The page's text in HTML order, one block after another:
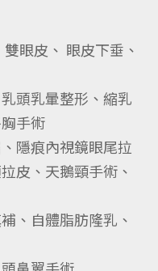
眼皮、 眼皮下垂、
頭乳暈整形、縮乳
手術
隱痕內視鏡眼尾拉
皮、天鵝頸手術、
、自體脂肪隆乳、